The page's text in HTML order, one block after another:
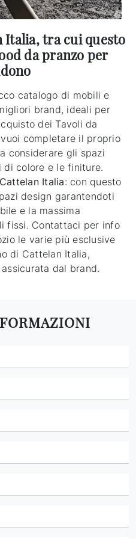
Italia, tra cui questo
da pranzo per
catalogo di mobili e
brand, ideali per
dei Tavoli da
completare il proprio
considerare gli spazi
di colore e le finiture.
Italia: con questo
design garantendoti
e la massima
fissi. Contattaci per info
le varie più esclusive
di Cattelan Italia,
dal brand.